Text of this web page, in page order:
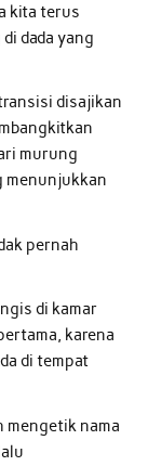
kita terus
dada yang
disajikan
murung
menunjukkan
pernah
di kamar
karena
di tempat
mengetik nama